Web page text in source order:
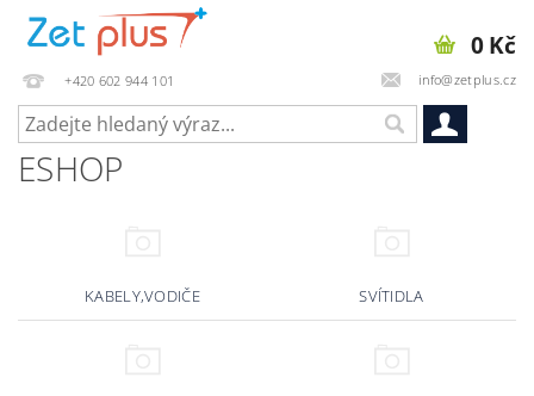
+420 602 944 101 info@zetplus.cz
0 Kč
ESHOP
KABELY,VODIČE SVÍTIDLA